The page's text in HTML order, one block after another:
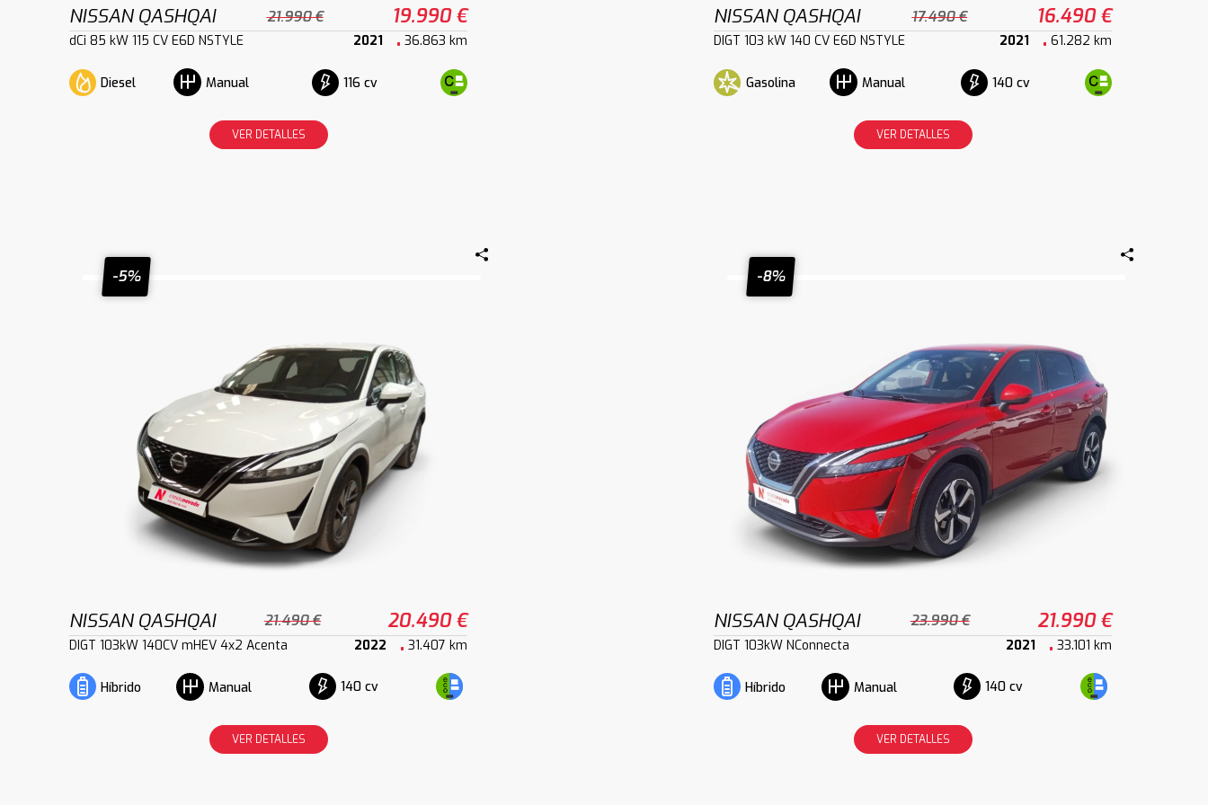
NISSAN QASHQAI 21.990 € 19.990 €
dCi 85 kW 115 CV E6D NSTYLE 2021 36.863 km
Diesel Manual 116 cv
VER DETALLES
NISSAN QASHQAI 17.490 € 16.490 €
DIGT 103 kW 140 CV E6D NSTYLE 2021 61.282 km
Gasolina Manual 140 cv
VER DETALLES
-5%
NISSAN QASHQAI 21.490 € 20.490 €
DIGT 103kW 140CV mHEV 4x2 Acenta 2022 31.407 km
Híbrido Manual 140 cv
VER DETALLES
-8%
NISSAN QASHQAI 23.990 € 21.990 €
DIGT 103kW NConnecta 2021 33.101 km
Híbrido Manual 140 cv
VER DETALLES